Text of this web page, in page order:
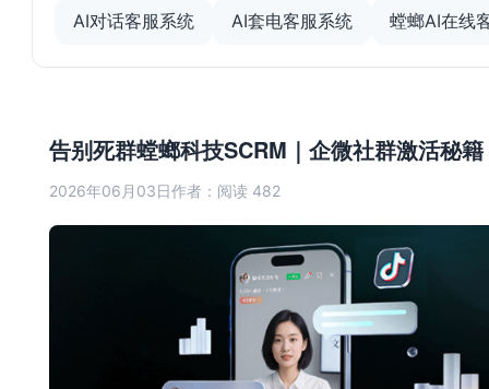
告别死群螳螂科技SCRM｜企微社群激活秘籍
2026年06月03日作者： 阅读 482
AI对话客服系统 AI套电客服系统 螳螂AI在线